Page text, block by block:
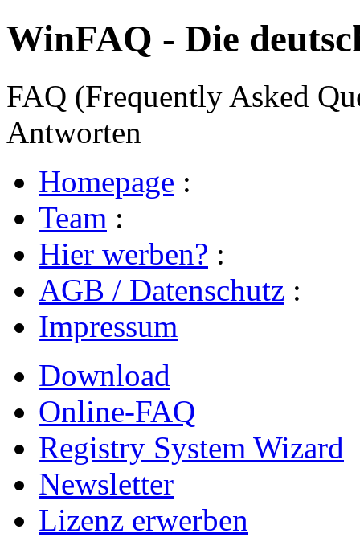
WinFAQ - Die
FAQ (Frequently Asked
Antworten
Homepage :
Team :
Hier werben? :
AGB / Datenschutz :
Impressum
Download
Online-FAQ
Registry System Wizard
Newsletter
Lizenz erwerben